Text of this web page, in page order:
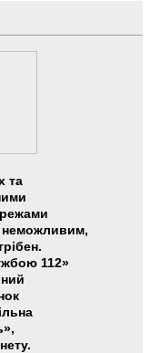
та
неможливим,
112»